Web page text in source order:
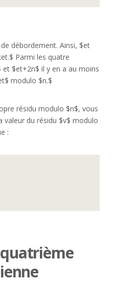
débordement. Ainsi, $et
Parmi les quatre
$et+2n$ il y en a au moins
modulo $n.$
résidu modulo $n$, vous
valeur du résidu $v$ modulo
: